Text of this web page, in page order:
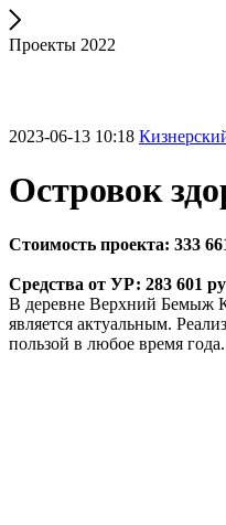
Проекты 2022
2023-06-13 10:18
Островок
Стоимость проекта: 333
Средства от УР: 283 601
В деревне Верхний Бемыж
является актуальным.
пользой в любое время года.